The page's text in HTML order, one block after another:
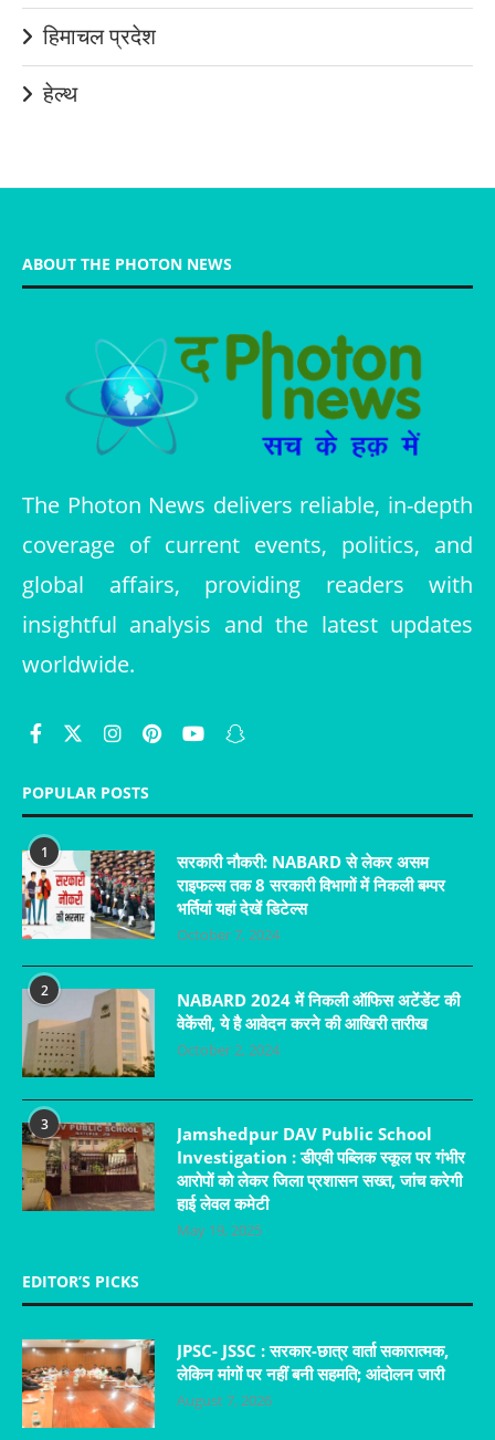
हिमाचल प्रदेश
हेल्थ
ABOUT THE PHOTON NEWS
The Photon News delivers reliable, in-depth
coverage of current events, politics, and
global affairs, providing readers with
insightful analysis and the latest updates
worldwide.
POPULAR POSTS
1
सरकारी नौकरी: NABARD से लेकर असम
राइफल्स तक 8 सरकारी विभागों में निकली बम्पर
भर्तियां यहां देखें डिटेल्स
October 7, 2024
2
NABARD 2024 में निकली ऑफिस अटेंडेंट की
वेकेंसी, ये है आवेदन करने की आखिरी तारीख
October 2, 2024
3
Jamshedpur DAV Public School
Investigation : डीएवी पब्लिक स्कूल पर गंभीर
आरोपों को लेकर जिला प्रशासन सख्त, जांच करेगी
हाई लेवल कमेटी
May 19, 2025
EDITOR’S PICKS
JPSC- JSSC : सरकार-छात्र वार्ता सकारात्मक,
लेकिन मांगों पर नहीं बनी सहमति; आंदोलन जारी
August 7, 2026